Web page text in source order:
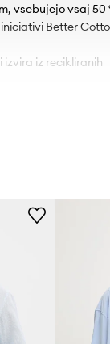
vsebujejo vsaj 50
Better
izvira iz recikliranih
in snemanje.